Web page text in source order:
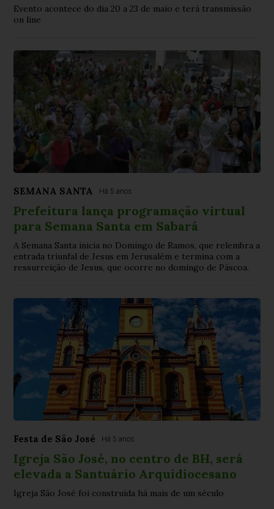
Evento acontece do dia 20 a 23 de maio e terá transmissão
on line
SEMANA SANTA Há 5 anos
Prefeitura lança programação virtual
para Semana Santa em Sabará
A Semana Santa inicia no Domingo de Ramos, que relembra a
entrada triunfal de Jesus em Jerusalém e termina com a
ressurreição de Jesus, que ocorre no domingo de Páscoa.
Festa de São José Há 5 anos
Igreja São José, no centro de BH, será
elevada a Santuário Arquidiocesano
Igreja São José foi construída há mais de um século